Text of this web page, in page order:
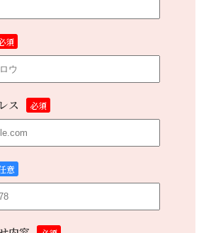
須
ス 必須
意